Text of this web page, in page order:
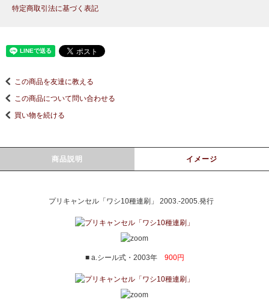
特定商取引法に基づく表記
この商品を友達に教える
この商品について問い合わせる
買い物を続ける
商品説明 イメージ
プリキャンセル「ワシ10種連刷」 2003.-2005.発行
■ a.シール式・2003年 900円